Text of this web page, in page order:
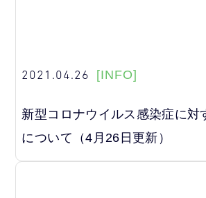
2021.04.26 [INFO]
新型コロナウイルス感染症に対
について（4月26日更新）